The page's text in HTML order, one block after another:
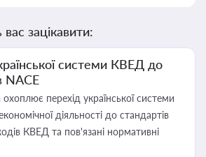
зацікавити:
системи КВЕД до
NACE
охоплює перехід української системи
діяльності до стандартів
КВЕД та пов'язані нормативні